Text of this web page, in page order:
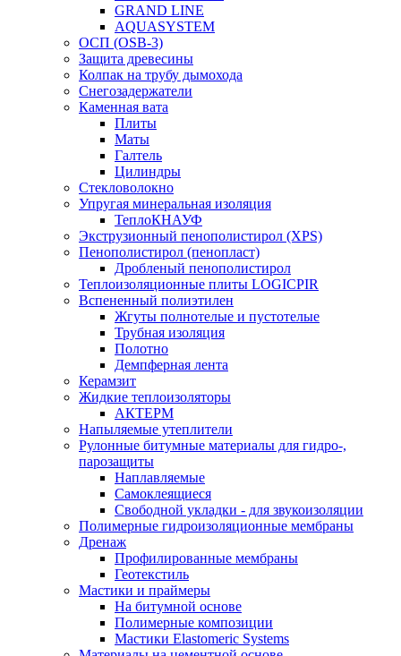
GRAND LINE
AQUASYSTEM
ОСП (OSB-3)
Защита древесины
Колпак на трубу дымохода
Снегозадержатели
Каменная вата
Плиты
Маты
Галтель
Цилиндры
Стекловолокно
Упругая минеральная изоляция
ТеплоКНАУФ
Экструзионный пенополистирол (XPS)
Пенополистирол (пенопласт)
Дробленый пенополистирол
Теплоизоляционные плиты LOGICPIR
Вспененный полиэтилен
Жгуты полнотелые и пустотелые
Трубная изоляция
Полотно
Демпферная лента
Керамзит
Жидкие теплоизоляторы
АКТЕРМ
Напыляемые утеплители
Рулонные битумные материалы для гидро-,
парозащиты
Наплавляемые
Самоклеящиеся
Свободной укладки - для звукоизоляции
Полимерные гидроизоляционные мембраны
Дренаж
Профилированные мембраны
Геотекстиль
Мастики и праймеры
На битумной основе
Полимерные композиции
Мастики Elastomeric Systems